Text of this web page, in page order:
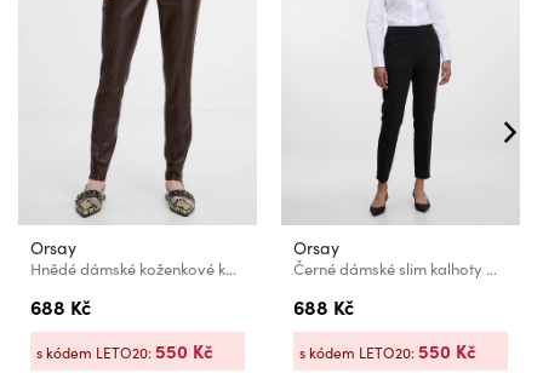
Orsay
Hnědé dámské koženkové kalhoty ORSAY
688 Kč
s kódem LETO20:550 Kč
Orsay
Černé dámské slim kalhoty ORSAY
688 Kč
s kódem LETO20:550 Kč